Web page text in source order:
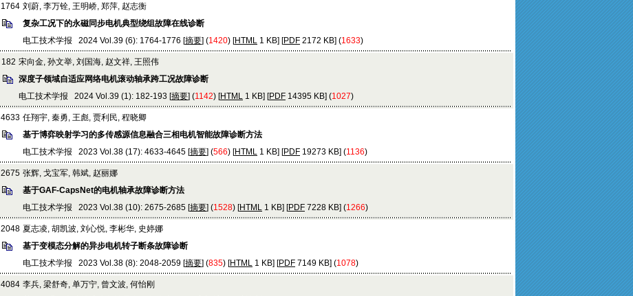
1764 刘蔚, 李万铨, 王明峤, 郑萍, 赵志衡
复杂工况下的永磁同步电机典型绕组故障在线诊断
电工技术学报 2024 Vol.39 (6): 1764-1776 [摘要] (1420) [HTML 1 KB] [PDF 2172 KB] (1633)
182 宋向金, 孙文举, 刘国海, 赵文祥, 王照伟
深度子领域自适应网络电机滚动轴承跨工况故障诊断
电工技术学报 2024 Vol.39 (1): 182-193 [摘要] (1142) [HTML 1 KB] [PDF 14395 KB] (1027)
4633 任翔宇, 秦勇, 王彪, 贾利民, 程晓卿
基于博弈映射学习的多传感源信息融合三相电机智能故障诊断方法
电工技术学报 2023 Vol.38 (17): 4633-4645 [摘要] (566) [HTML 1 KB] [PDF 19273 KB] (1136)
2675 张辉, 戈宝军, 韩斌, 赵丽娜
基于GAF-CapsNet的电机轴承故障诊断方法
电工技术学报 2023 Vol.38 (10): 2675-2685 [摘要] (1528) [HTML 1 KB] [PDF 7228 KB] (1266)
2048 夏志凌, 胡凯波, 刘心悦, 李彬华, 史婷娜
基于变模态分解的异步电机转子断条故障诊断
电工技术学报 2023 Vol.38 (8): 2048-2059 [摘要] (835) [HTML 1 KB] [PDF 7149 KB] (1078)
4084 李兵, 梁舒奇, 单万宁, 曾文波, 何怡刚